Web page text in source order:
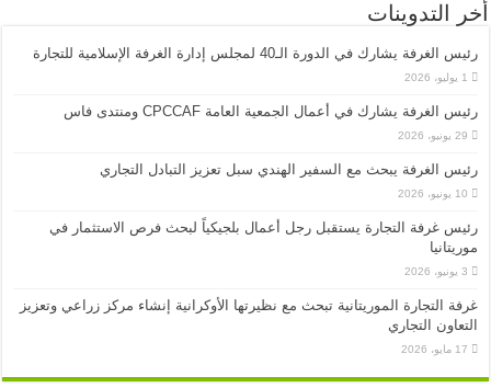
أخر التدوينات
رئيس الغرفة يشارك في الدورة الـ40 لمجلس إدارة الغرفة الإسلامية للتجارة
1 يوليو، 2026
رئيس الغرفة يشارك في أعمال الجمعية العامة CPCCAF ومنتدى فاس
29 يونيو، 2026
رئيس الغرفة يبحث مع السفير الهندي سبل تعزيز التبادل التجاري
10 يونيو، 2026
رئيس غرفة التجارة يستقبل رجل أعمال بلجيكياً لبحث فرص الاستثمار في
موريتانيا
3 يونيو، 2026
غرفة التجارة الموريتانية تبحث مع نظيرتها الأوكرانية إنشاء مركز زراعي وتعزيز
التعاون التجاري
17 مايو، 2026